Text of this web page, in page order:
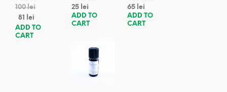
100lei
81
lei
ADD TO
CART
25 lei
ADD TO
CART
65 lei
ADD TO
CART